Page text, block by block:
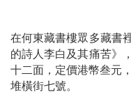
在何東藏書樓眾多藏書
的詩人李白及其痛苦》
十二面，定價港幣叁元
堆橫街七號。